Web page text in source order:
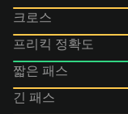
크로스
프리킥 정확도
짧은 패스
긴 패스